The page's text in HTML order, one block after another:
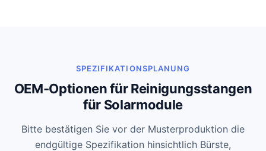
SPEZIFIKATIONSPLANUNG
OEM-Optionen für Reinigungsstangen
für Solarmodule
Bitte bestätigen Sie vor der Musterproduktion die
endgültige Spezifikation hinsichtlich Bürste,